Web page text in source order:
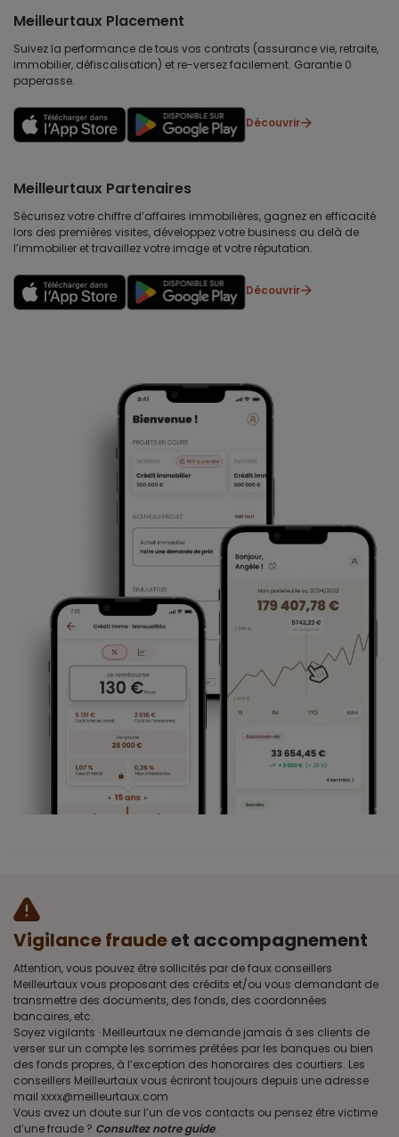
Meilleurtaux Placement
Suivez la performance de tous vos contrats (assurance vie, retraite,
immobilier, défiscalisation) et re-versez facilement. Garantie 0
paperasse.
Découvrir
Meilleurtaux Partenaires
Sécurisez votre chiffre d’affaires immobilières, gagnez en efficacité
lors des premières visites, développez votre business au delà de
l’immobilier et travaillez votre image et votre réputation.
Découvrir
Vigilance fraudeet accompagnement
Attention, vous pouvez être sollicités par de faux conseillers
Meilleurtaux vous proposant des crédits et/ou vous demandant de
transmettre des documents, des fonds, des coordonnées
bancaires, etc.
Soyez vigilants · Meilleurtaux ne demande jamais à ses clients de
verser sur un compte les sommes prêtées par les banques ou bien
des fonds propres, à l’exception des honoraires des courtiers. Les
conseillers Meilleurtaux vous écriront toujours depuis une adresse
mail xxxx@meilleurtaux.com
Vous avez un doute sur l’un de vos contacts ou pensez être victime
d’une fraude ? Consultez notre guide.